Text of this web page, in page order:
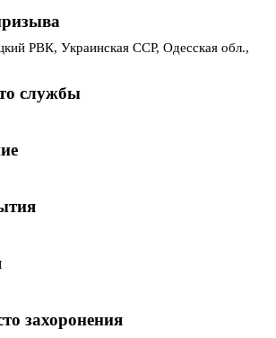
РВК, Украинская ССР, Одесская обл.,
службы
захоронения